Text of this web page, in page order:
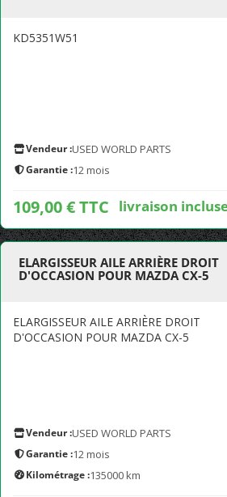
KD5351W51
Vendeur :USED WORLD PARTS
Garantie :12 mois
109,00 € TTC livraison
ELARGISSEUR AILE ARRIÈRE DROIT
D'OCCASION POUR MAZDA CX-5
ELARGISSEUR AILE ARRIÈRE DROIT
D'OCCASION POUR MAZDA CX-5
Vendeur :USED WORLD PARTS
Garantie :12 mois
Kilométrage :135000 km